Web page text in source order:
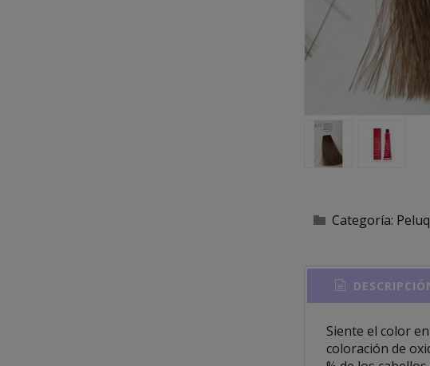
Categoría:
Siente el color
coloración de